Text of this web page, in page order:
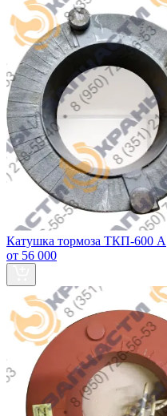
Катушка тормоза ТКП-600 А
от 56 000